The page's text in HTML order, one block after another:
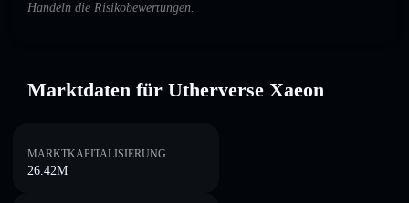
Handeln die Risikobewertungen.
Marktdaten für Utherverse Xaeon
MARKTKAPITALISIERUNG
26.42M